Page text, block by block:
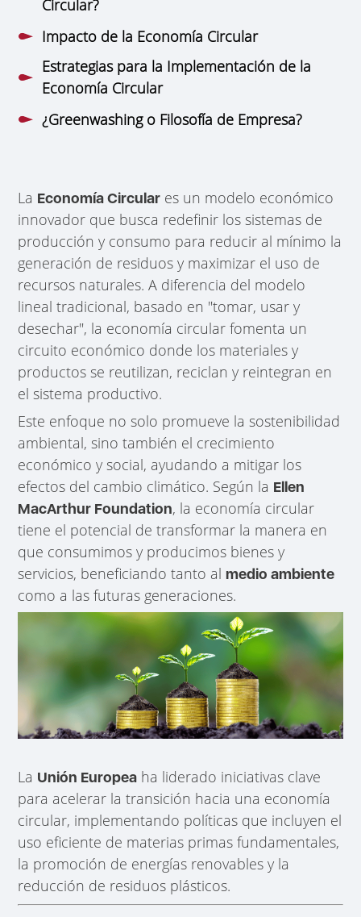
Circular?
Impacto de la Economía Circular
Estrategias para la Implementación de la
Economía Circular
¿Greenwashing o Filosofía de Empresa?
La Economía Circular es un modelo económico
innovador que busca redefinir los sistemas de
producción y consumo para reducir al mínimo la
generación de residuos y maximizar el uso de
recursos naturales. A diferencia del modelo
lineal tradicional, basado en "tomar, usar y
desechar", la economía circular fomenta un
circuito económico donde los materiales y
productos se reutilizan, reciclan y reintegran en
el sistema productivo.
Este enfoque no solo promueve la sostenibilidad
ambiental, sino también el crecimiento
económico y social, ayudando a mitigar los
efectos del cambio climático. Según la Ellen
MacArthur Foundation, la economía circular
tiene el potencial de transformar la manera en
que consumimos y producimos bienes y
servicios, beneficiando tanto almedio ambiente
como a las futuras generaciones.
La Unión Europea ha liderado iniciativas clave
para acelerar la transición hacia una economía
circular, implementando políticas que incluyen el
uso eficiente de materias primas fundamentales,
la promoción de energías renovables y la
reducción de residuos plásticos.